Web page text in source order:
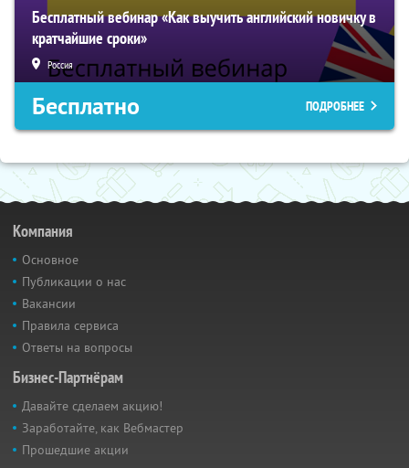
Бесплатный вебинар «Как выучить английский новичку в
кратчайшие сроки»
Россия
Бесплатно ПОДРОБНЕЕ
Компания
Основное
Публикации о нас
Вакансии
Правила сервиса
Ответы на вопросы
Бизнес-Партнёрам
Давайте сделаем акцию!
Заработайте, как Вебмастер
Прошедшие акции